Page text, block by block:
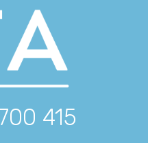
415